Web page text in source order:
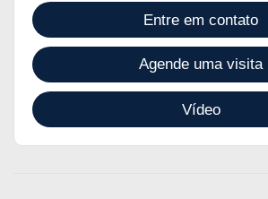
Entre em contato
Agende uma visita
Vídeo